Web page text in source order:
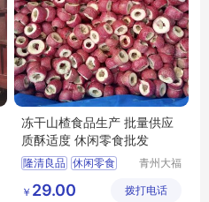
冻干山楂食品生产 批量供应
质酥适度 休闲零食批发
隆清良品 休闲零食
休闲食品批发
青州大福
展有限公
￥ 29.00 拨打电话